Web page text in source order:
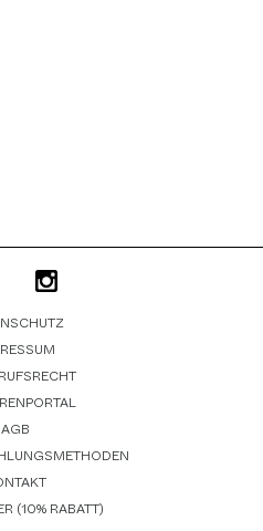
AGB
(10% RABATT)